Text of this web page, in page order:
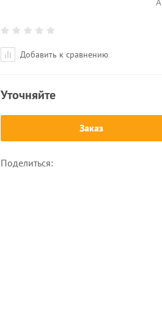
Добавить к сравнению
Уточняйте
Заказ
Поделиться: